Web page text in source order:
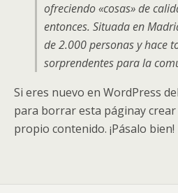
ofreciendo «cosas» de
entonces. Situada en
de 2.000 personas y hace
sorprendentes para la
Si eres nuevo en WordPress
para borrar esta páginay
propio contenido. ¡Pásalo bien!